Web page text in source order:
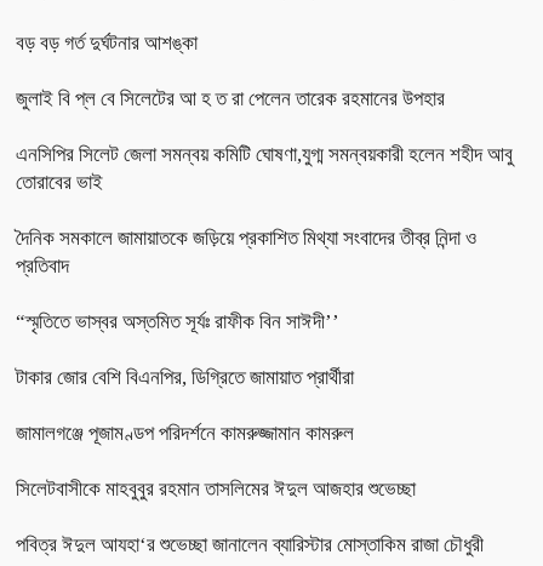
বড় বড় গর্ত দুর্ঘটনার আশঙ্কা
জুলাই বি প্ল বে সিলেটের আ হ ত রা পেলেন তারেক রহমানের উপহার
এনসিপির সিলেট জেলা সমন্বয় কমিটি ঘোষণা,যুগ্ম সমন্বয়কারী হলেন শহীদ আবু
তোরাবের ভাই
দৈনিক সমকালে জামায়াতকে জড়িয়ে প্রকাশিত মিথ্যা সংবাদের তীব্র নিন্দা ও
প্রতিবাদ
“স্মৃতিতে ভাস্বর অস্তমিত সূর্যঃ রাফীক বিন সাঈদী’’
টাকার জোর বেশি বিএনপির, ডিগ্রিতে জামায়াত প্রার্থীরা
জামালগঞ্জে পূজামণ্ডপ পরিদর্শনে কামরুজ্জামান কামরুল
সিলেটবাসীকে মাহবুবুর রহমান তাসলিমের ঈদুল আজহার শুভেচ্ছা
পবিত্র ঈদুল আযহা‘র শুভেচ্ছা জানালেন ব্যারিস্টার মোস্তাকিম রাজা চৌধুরী